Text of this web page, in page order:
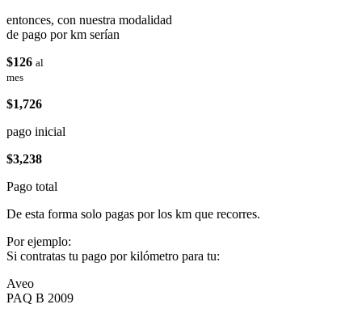
entonces, con nuestra modalidad
de pago por km serían
$126 al
mes
$1,726
pago inicial
$3,238
Pago total
De esta forma solo pagas por los km que recorres.
Por ejemplo:
Si contratas tu pago por kilómetro para tu:
Aveo
PAQ B 2009